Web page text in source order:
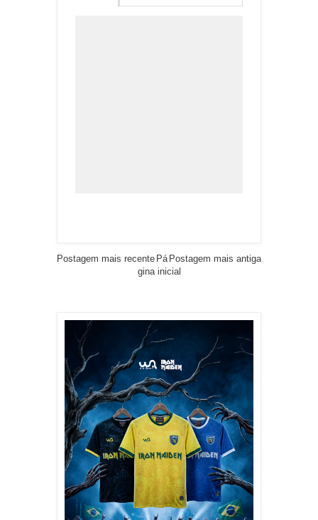
Postagem mais recente Postagem mais antiga
Pá
gina inicial